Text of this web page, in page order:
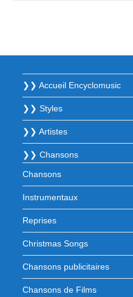
❯❯ Accueil Encyclomusic
❯❯ Styles
❯❯ Artistes
❯❯ Chansons
Chansons
Instrumentaux
Reprises
Christmas Songs
Chansons publicitaires
Chansons de Films